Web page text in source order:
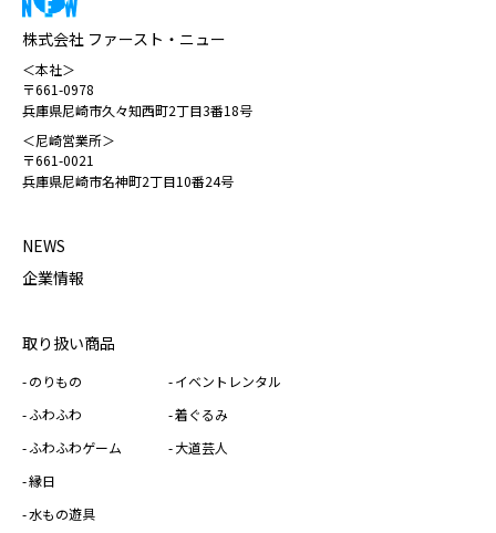
株式会社 ファースト・ニュー
＜本社＞
〒661-0978
兵庫県尼崎市久々知西町2丁目3番18号
＜尼崎営業所＞
〒661-0021
兵庫県尼崎市名神町2丁目10番24号
NEWS
企業情報
取り扱い商品
のりもの
ふわふわ
ふわふわゲーム
縁日
水もの遊具
イベントレンタル
着ぐるみ
大道芸人